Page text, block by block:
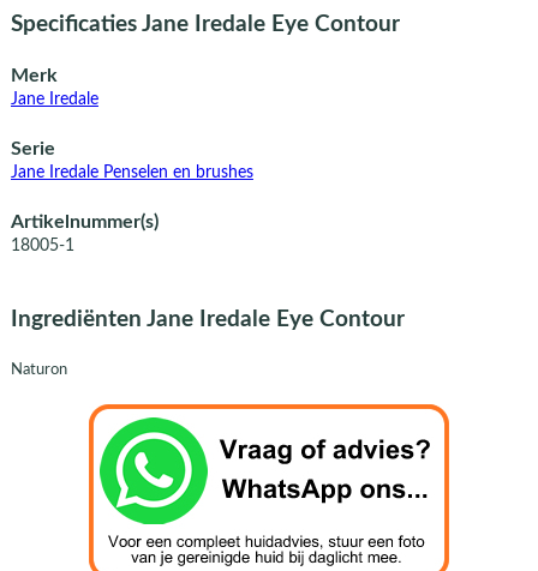
Specificaties Jane Iredale Eye Contour
Merk
Jane Iredale
Serie
Jane Iredale Penselen en brushes
Artikelnummer(s)
18005-1
Ingrediënten Jane Iredale Eye Contour
Naturon